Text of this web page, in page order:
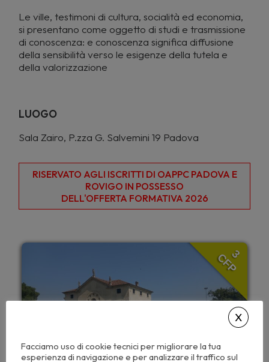
Le ville, testimoni di cultura, socialità ed economia,
si presentano come oggetto di studi e trasmissione
di conoscenza: e conoscenza significa diffusione
della sensibilità verso le esigenze della tutela e
della valorizzazione
LUOGO
Sala Zairo, P.zza G. Salvemini 19 Padova
RISERVATO AGLI ISCRITTI DI OAPPC PADOVA E
ROVIGO IN POSSESSO
DELL'OFFERTA FORMATIVA 2026
3
CFP
Facciamo uso di cookie tecnici per migliorare la tua
esperienza di navigazione e per analizzare il traffico sul